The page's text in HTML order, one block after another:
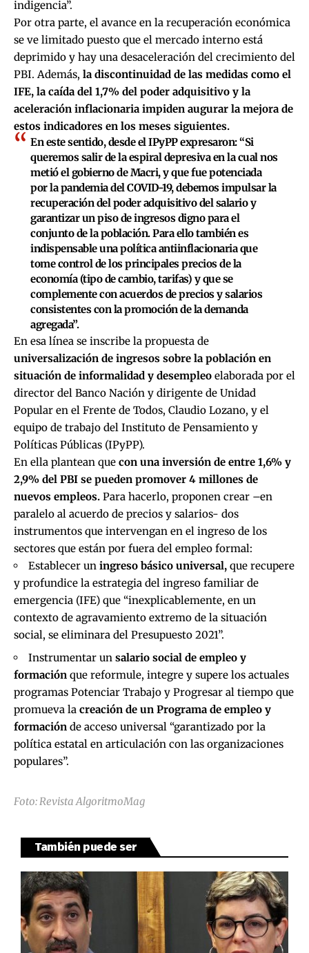
indigencia”.
Por otra parte, el avance en la recuperación económica
se ve limitado puesto que el mercado interno está
deprimido y hay una desaceleración del crecimiento del
PBI. Además, la discontinuidad de las medidas como el
IFE, la caída del 1,7% del poder adquisitivo y la
aceleración inflacionaria impiden augurar la mejora de
estos indicadores en los meses siguientes.
En este sentido, desde el IPyPP expresaron: “Si
queremos salir de la espiral depresiva en la cual nos
metió el gobierno de Macri, y que fue potenciada
por la pandemia del COVID-19, debemos impulsar la
recuperación del poder adquisitivo del salario y
garantizar un piso de ingresos digno para el
conjunto de la población. Para ello también es
indispensable una política antiinflacionaria que
tome control de los principales precios de la
economía (tipo de cambio, tarifas) y que se
complemente con acuerdos de precios y salarios
consistentes con la promoción de la demanda
agregada”.
En esa línea se inscribe la propuesta de
universalización de ingresos sobre la población en
situación de informalidad y desempleo elaborada por el
director del Banco Nación y dirigente de Unidad
Popular en el Frente de Todos, Claudio Lozano, y el
equipo de trabajo del Instituto de Pensamiento y
Políticas Públicas (IPyPP).
En ella plantean que con una inversión de entre 1,6% y
2,9% del PBI se pueden promover 4 millones de
nuevos empleos. Para hacerlo, proponen crear –en
paralelo al acuerdo de precios y salarios- dos
instrumentos que intervengan en el ingreso de los
sectores que están por fuera del empleo formal:
Establecer un ingreso básico universal, que recupere
y profundice la estrategia del ingreso familiar de
emergencia (IFE) que “inexplicablemente, en un
contexto de agravamiento extremo de la situación
social, se eliminara del Presupuesto 2021”.
Instrumentar un salario social de empleo y
formación que reformule, integre y supere los actuales
programas Potenciar Trabajo y Progresar al tiempo que
promueva la creación de un Programa de empleo y
formación de acceso universal “garantizado por la
política estatal en articulación con las organizaciones
populares”.
Foto: Revista AlgoritmoMag
También puede ser